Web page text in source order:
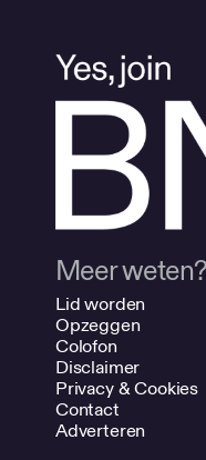
Meer weten?
Lid worden
Opzeggen
Colofon
Disclaimer
Privacy & Cookies
Contact
Adverteren